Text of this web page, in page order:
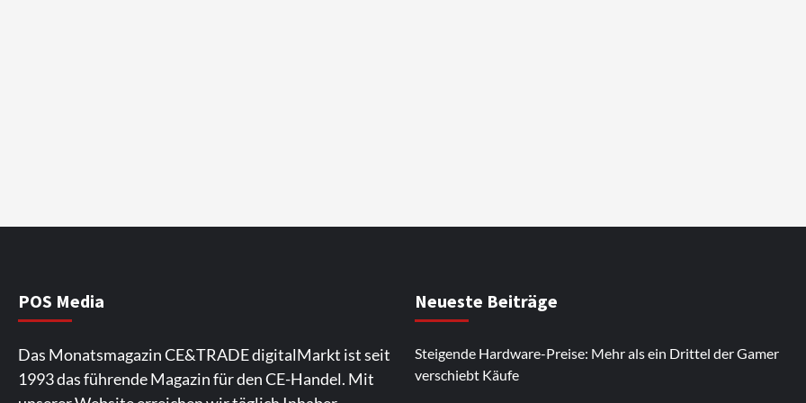
POS Media
Das Monatsmagazin CE&TRADE digitalMarkt ist seit
1993 das führende Magazin für den CE-Handel. Mit
Neueste Beiträge
Steigende Hardware-Preise: Mehr als ein Drittel der Gamer
verschiebt Käufe